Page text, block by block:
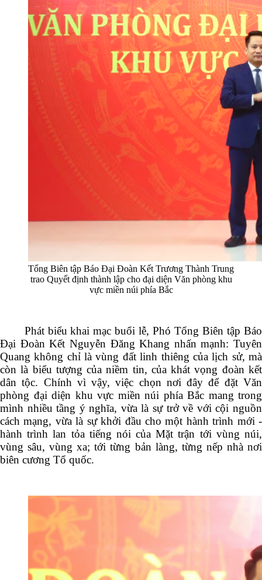
Tổng Biên tập Báo Đại Đoàn Kết Trương Thành Trung
trao Quyết định thành lập cho đại diện Văn phòng khu
vực miền núi phía Bắc
Phát biểu khai mạc buổi lễ, Phó Tổng Biên tập Báo
Đại Đoàn Kết Nguyễn Đăng Khang nhấn mạnh: Tuyên
Quang không chỉ là vùng đất linh thiêng của lịch sử, mà
còn là biểu tượng của niềm tin, của khát vọng đoàn kết
dân tộc. Chính vì vậy, việc chọn nơi đây để đặt Văn
phòng đại diện khu vực miền núi phía Bắc mang trong
mình nhiều tầng ý nghĩa, vừa là sự trở về với cội nguồn
cách mạng, vừa là sự khởi đầu cho một hành trình mới -
hành trình lan tỏa tiếng nói của Mặt trận tới vùng núi,
vùng sâu, vùng xa; tới từng bản làng, từng nếp nhà nơi
biên cương Tổ quốc.